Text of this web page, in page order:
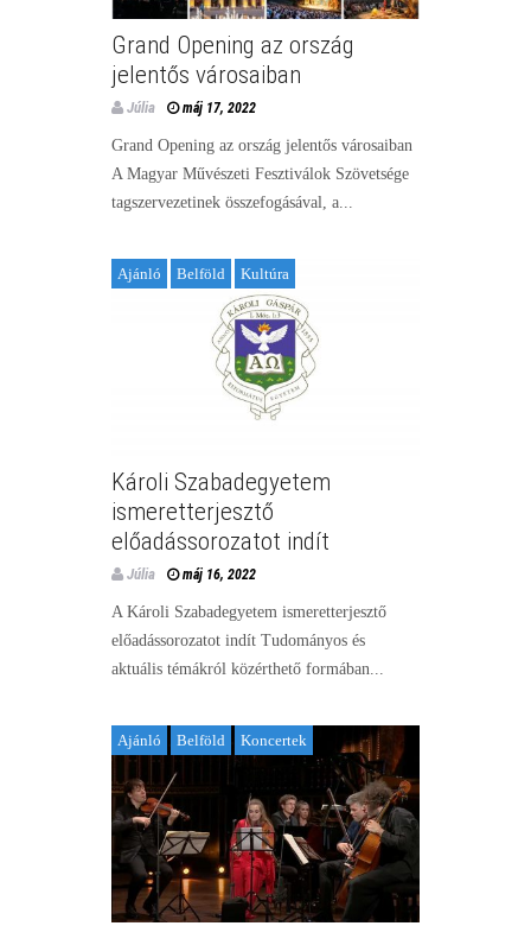
Grand Opening az ország
jelentős városaiban
Júlia máj 17, 2022
Grand Opening az ország jelentős városaiban
A Magyar Művészeti Fesztiválok Szövetsége
tagszervezetinek összefogásával, a...
Ajánló Belföld Kultúra
Károli Szabadegyetem
ismeretterjesztő
előadássorozatot indít
Júlia máj 16, 2022
A Károli Szabadegyetem ismeretterjesztő
előadássorozatot indít Tudományos és
aktuális témákról közérthető formában...
Ajánló Belföld Koncertek